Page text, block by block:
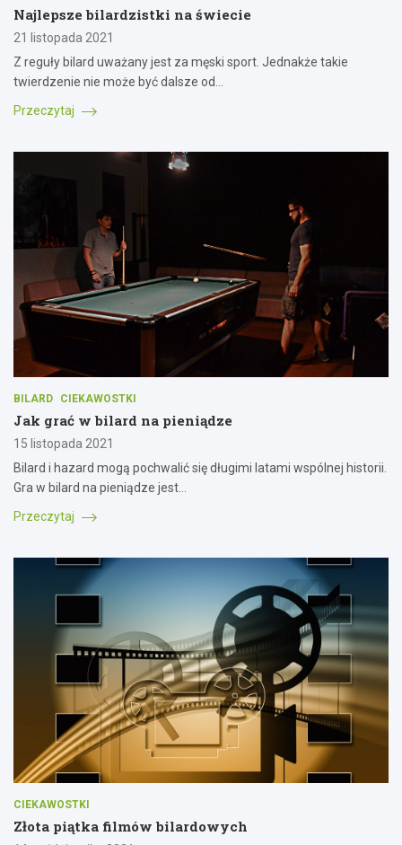
Najlepsze bilardzistki na świecie
21 listopada 2021
Z reguły bilard uważany jest za męski sport. Jednakże takie
twierdzenie nie może być dalsze od…
Przeczytaj
BILARD CIEKAWOSTKI
Jak grać w bilard na pieniądze
15 listopada 2021
Bilard i hazard mogą pochwalić się długimi latami wspólnej historii.
Gra w bilard na pieniądze jest…
Przeczytaj
CIEKAWOSTKI
Złota piątka filmów bilardowych